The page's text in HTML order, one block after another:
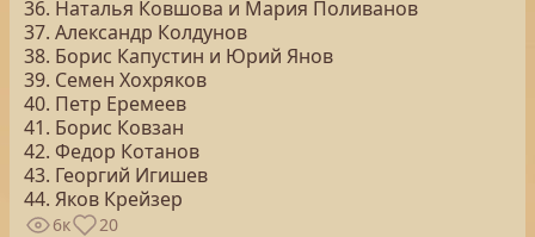
36. Наталья Ковшова и Мария Поливанов
37. Александр Колдунов
38. Борис Капустин и Юрий Янов
39. Семен Хохряков
40. Петр Еремеев
41. Борис Ковзан
42. Федор Котанов
43. Георгий Игишев
44. Яков Крейзер
6к 20